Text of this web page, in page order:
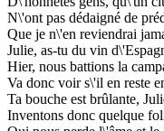
N\'ont pas dédaigné de
Que je n\'en reviendrai
Julie, as-tu du vin
Hier, nous battions la
Va donc voir s\'il en reste
Ta bouche est brûlante,
Inventons donc quelque